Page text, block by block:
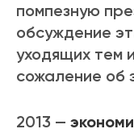
помпезную
обсуждение
уходящих тем
сожаление об
2013 —